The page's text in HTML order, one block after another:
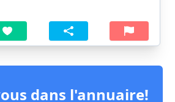
dans l'annuaire!